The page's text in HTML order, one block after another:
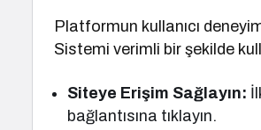
Platformun kullanıcı
Sistemi verimli bir şekilde
Siteye Erişim Sağlayın:
bağlantısına tıklayın.